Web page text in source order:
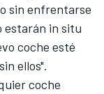
sin enfrentarse
estarán in situ
coche esté
ellos".
coche